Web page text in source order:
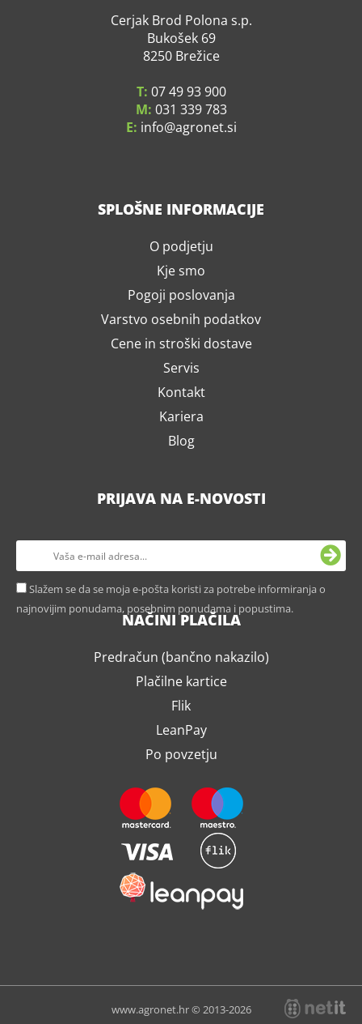
Cerjak Brod Polona s.p.
Bukošek 69
8250 Brežice
T: 07 49 93 900
M: 031 339 783
E: info agronet.si
SPLOŠNE INFORMACIJE
O podjetju
Kje smo
Pogoji poslovanja
Varstvo osebnih podatkov
Cene in stroški dostave
Servis
Kontakt
Kariera
Blog
PRIJAVA NA E-NOVOSTI
Slažem se da se moja e-pošta koristi za potrebe informiranja o
najnovijim ponudama, posebnim ponudama i popustima.
NAČINI PLAČILA
Predračun (bančno nakazilo)
Plačilne kartice
Flik
LeanPay
Po povzetju
www.agronet.hr © 2013-2026